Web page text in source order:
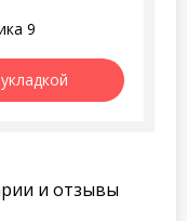
9
и отзывы